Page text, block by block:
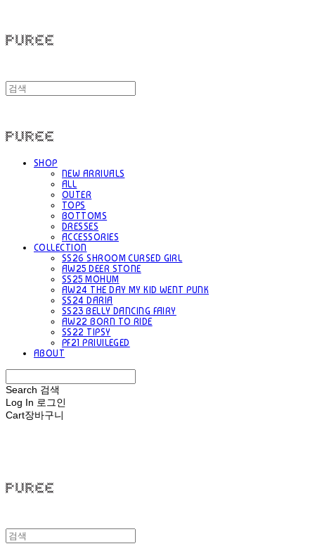
SHOP
NEW ARRIVALS
ALL
OUTER
TOPS
BOTTOMS
DRESSES
ACCESSORIES
COLLECTION
SS26 SHROOM CURSED GIRL
AW25 DEER STONE
SS25 MOHUM
AW24 THE DAY MY KID WENT PUNK
SS24 DARIA
SS23 BELLY DANCING FAIRY
AW22 BORN TO RIDE
SS22 TIPSY
PF21 PRIVILEGED
ABOUT
Search 검색
Log In 로그인
Cart장바구니